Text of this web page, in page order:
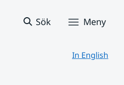
Sök Meny
In English